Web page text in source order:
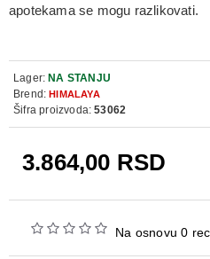
apotekama se mogu razlikovati.
Na osnovu 0
3.864,00 RSD
Lager: NA STANJU
Brend: HIMALAYA
Šifra proizvoda: 53062